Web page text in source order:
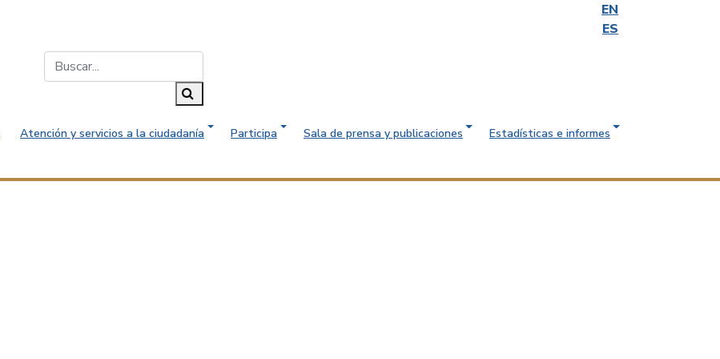
EN
ES
Atención y servicios a la ciudadanía Participa Sala de prensa y publicaciones
Estadísticas e informes